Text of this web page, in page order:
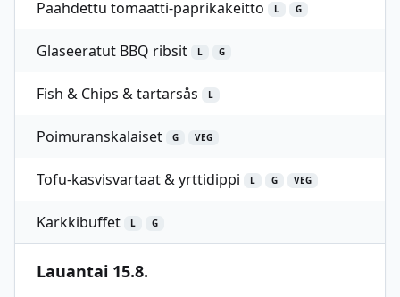
Paahdettu tomaatti-paprikakeitto L G
Glaseeratut BBQ ribsit L G
Fish & Chips & tartarsås L
Poimuranskalaiset G VEG
Tofu-kasvisvartaat & yrttidippi L G VEG
Karkkibuffet L G
Lauantai 15.8.